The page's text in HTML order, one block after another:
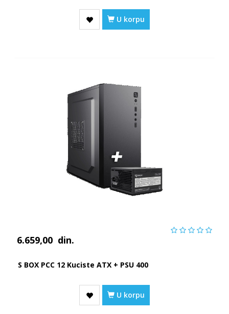
U korpu
6.659,00 din.
S BOX PCC 12 Kuciste ATX + PSU 400
U korpu